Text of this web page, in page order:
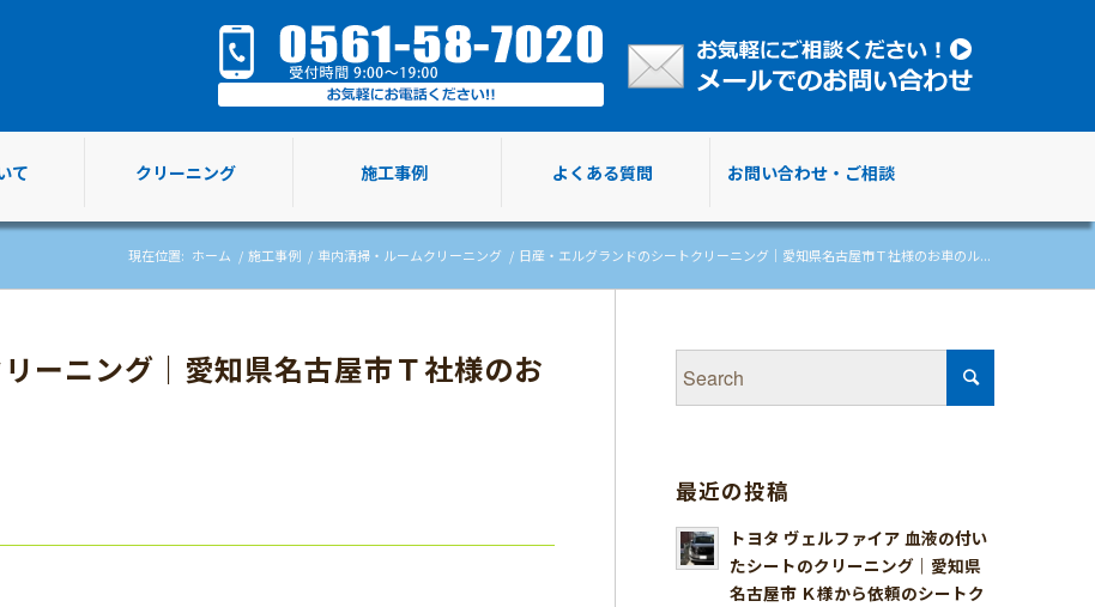
て クリーニング 施工事例 よくある質問 お問い合わせ・ご相談
現在位置: ホーム / 施工事例 / 車内清掃・ルームクリーニング / 日産・エルグランドのシートクリーニング｜愛知県名古屋市Ｔ社様のお車のル...
ーニング｜愛知県名古屋市Ｔ社様のお
最近の投稿
トヨタ ヴェルファイア 血液の付い
たシートのクリーニング｜愛知県
名古屋市 Ｋ様から依頼のシートク